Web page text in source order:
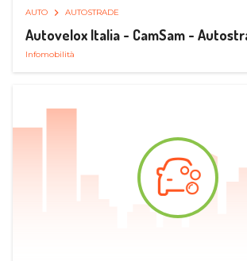
AUTO AUTOSTRADE
Autovelox Italia - CamSam -
Infomobilità